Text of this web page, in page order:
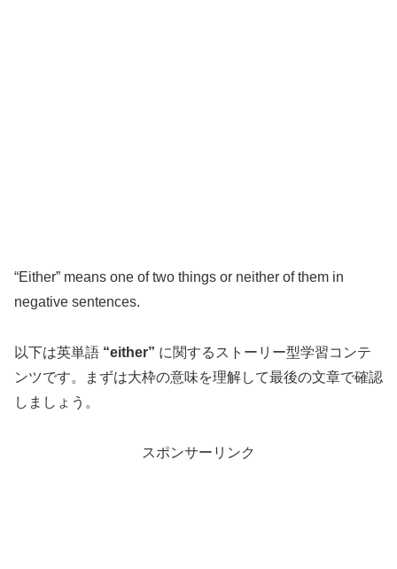
“Either” means one of two things or neither of them in
negative sentences.
以下は英単語 “either” に関するストーリー型学習コンテ
ンツです。まずは大枠の意味を理解して最後の文章で確認
しましょう。
スポンサーリンク